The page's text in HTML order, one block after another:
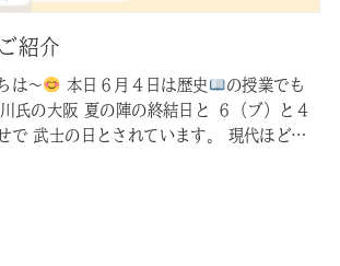
紹介
は～ 本日６月４日は歴史
の授業でも
氏の大阪 夏の陣の終結日と ６（ブ）と４
で 武士の日とされています。 現代ほど暑
この時期に甲冑や装備をつけて戦っていた
制服がとても暑く感じる
ます。 さて、今回はのうひ葬祭